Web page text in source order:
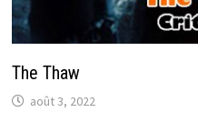
The Thaw
août 3, 2022